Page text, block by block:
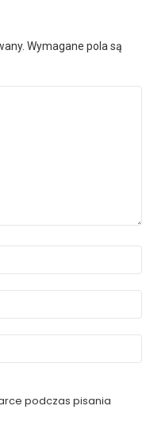
Wymagane pola są
podczas pisania